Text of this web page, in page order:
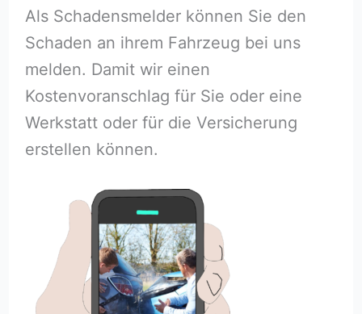
Als Schadensmelder können Sie den
Schaden an ihrem Fahrzeug bei uns
melden. Damit wir einen
Kostenvoranschlag für Sie oder eine
Werkstatt oder für die Versicherung
erstellen können.